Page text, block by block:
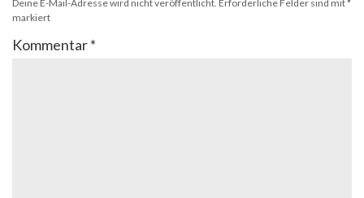
Deine E-Mail-Adresse wird nicht veröffentlicht. Erforderliche Felder sind mit*
markiert
Kommentar*